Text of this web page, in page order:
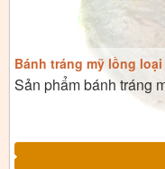
Bánh tráng mỹ lồng
Sản phẩm bánh tráng